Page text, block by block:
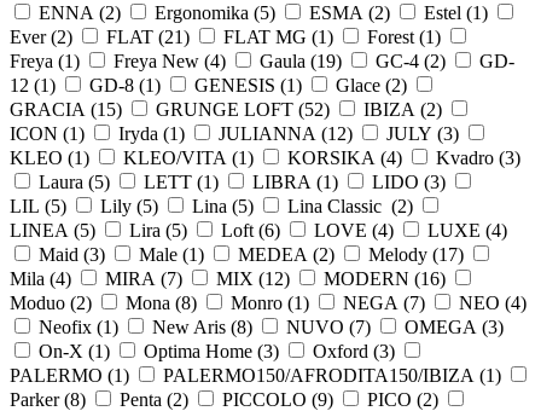
ENNA (2) Ergonomika (5) ESMA (2) Estel (1)
Ever (2) FLAT (21) FLAT MG (1) Forest (1)
Freya (1) Freya New (4) Gaula (19) GC-4 (2)
GD-
12 (1) GD-8 (1) GENESIS (1) Glace (2)
GRACIA (15) GRUNGE LOFT (52) IBIZA (2)
ICON (1) Iryda (1) JULIANNA (12) JULY (3)
KLEO (1) KLEO/VITA (1) KORSIKA (4) Kvadro (3)
Laura (5) LETT (1) LIBRA (1) LIDO (3)
LIL (5) Lily (5) Lina (5) Lina Classic (2)
LINEA (5) Lira (5) Loft (6) LOVE (4) LUXE (4)
Maid (3) Male (1) MEDEA (2) Melody (17)
Mila (4) MIRA (7) MIX (12) MODERN (16)
Moduo (2) Mona (8) Monro (1) NEGA (7) NEO (4)
Neofix (1) New Aris (8) NUVO (7) OMEGA (3)
On-X (1) Optima Home (3) Oxford (3)
PALERMO (1) PALERMO150/AFRODITA150/IBIZA (1)
Parker (8) Penta (2) PICCOLO (9) PICO (2)